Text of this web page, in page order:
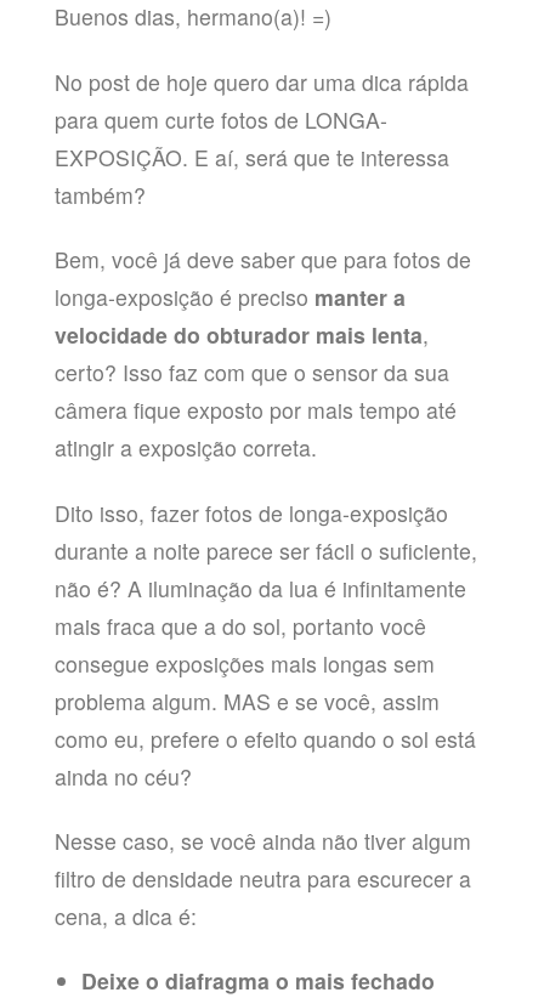
Buenos dias, hermano(a)! =)
No post de hoje quero dar uma dica rápida
para quem curte fotos de LONGA-
EXPOSIÇÃO. E aí, será que te interessa
também?
Bem, você já deve saber que para fotos de
longa-exposição é preciso manter a
velocidade do obturador mais lenta,
certo? Isso faz com que o sensor da sua
câmera fique exposto por mais tempo até
atingir a exposição correta.
Dito isso, fazer fotos de longa-exposição
durante a noite parece ser fácil o suficiente,
não é? A iluminação da lua é infinitamente
mais fraca que a do sol, portanto você
consegue exposições mais longas sem
problema algum. MAS e se você, assim
como eu, prefere o efeito quando o sol está
ainda no céu?
Nesse caso, se você ainda não tiver algum
filtro de densidade neutra para escurecer a
cena, a dica é:
Deixe o diafragma o mais fechado